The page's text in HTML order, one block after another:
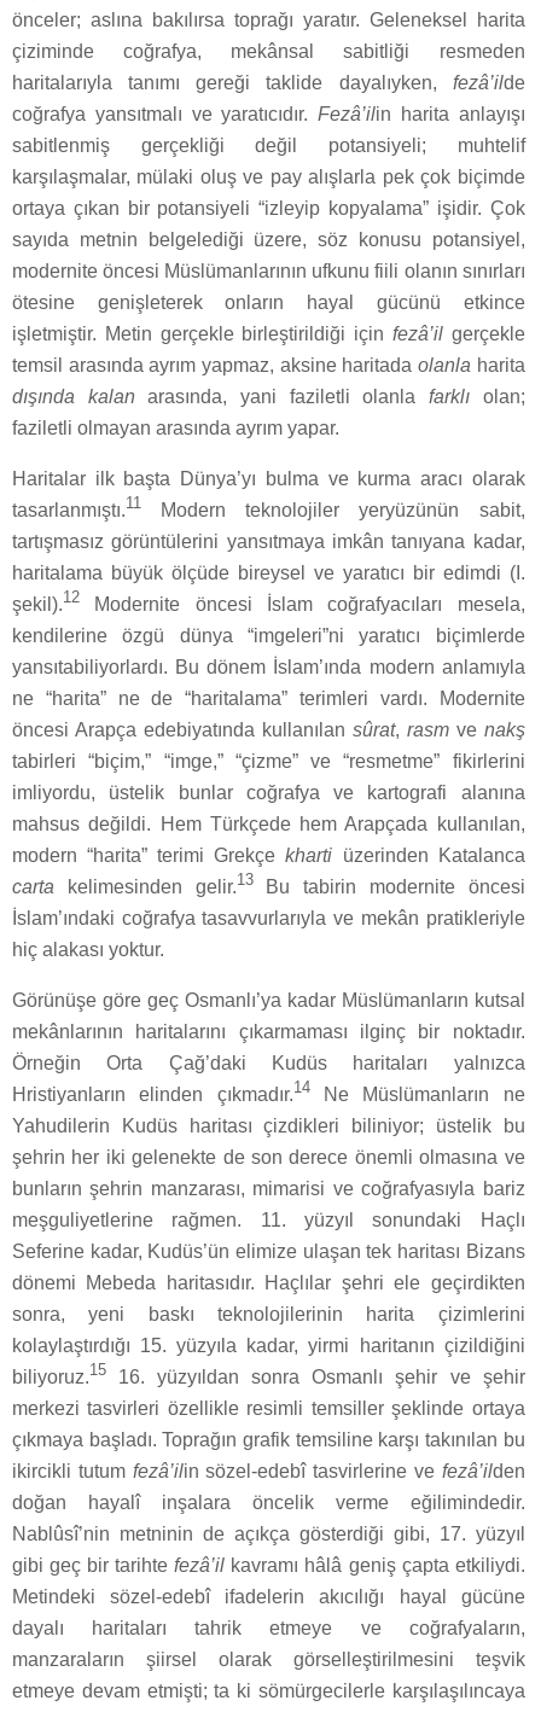
önceler; aslına bakılırsa toprağı yaratır. Geleneksel harita
çiziminde coğrafya, mekânsal sabitliği resmeden
haritalarıyla tanımı gereği taklide dayalıyken, fezâ’ilde
coğrafya yansıtmalı ve yaratıcıdır.Fezâ’ilin harita anlayışı
sabitlenmiş gerçekliği değil potansiyeli; muhtelif
karşılaşmalar, mülaki oluş ve pay alışlarla pek çok biçimde
ortaya çıkan bir potansiyeli “izleyip kopyalama” işidir. Çok
sayıda metnin belgelediği üzere, söz konusu potansiyel,
modernite öncesi Müslümanlarının ufkunu fiili olanın sınırları
ötesine genişleterek onların hayal gücünü etkince
işletmiştir. Metin gerçekle birleştirildiği için fezâ’ilgerçekle
temsil arasında ayrım yapmaz, aksine haritada olanla harita
dışında kalanarasında, yani faziletli olanla farklı olan;
faziletli olmayan arasında ayrım yapar.
Haritalar ilk başta Dünya’yı bulma ve kurma aracı olarak
tasarlanmıştı.11 Modern teknolojiler yeryüzünün sabit,
tartışmasız görüntülerini yansıtmaya imkân tanıyana kadar,
haritalama büyük ölçüde bireysel ve yaratıcı bir edimdi (I.
şekil).12 Modernite öncesi İslam coğrafyacıları mesela,
kendilerine özgü dünya “imgeleri”ni yaratıcı biçimlerde
yansıtabiliyorlardı. Bu dönem İslam’ında modern anlamıyla
ne “harita” ne de “haritalama” terimleri vardı. Modernite
öncesi Arapça edebiyatında kullanılan sûrat, rasmve nakş
tabirleri “biçim,” “imge,” “çizme” ve “resmetme” fikirlerini
imliyordu, üstelik bunlar coğrafya ve kartografi alanına
mahsus değildi. Hem Türkçede hem Arapçada kullanılan,
modern “harita” terimi Grekçekharti üzerinden Katalanca
carta kelimesinden gelir.13Bu tabirin modernite öncesi
İslam’ındaki coğrafya tasavvurlarıyla ve mekân pratikleriyle
hiç alakası yoktur.
Görünüşe göre geç Osmanlı’ya kadar Müslümanların kutsal
mekânlarının haritalarını çıkarmaması ilginç bir noktadır.
Örneğin Orta Çağ’daki Kudüs haritaları yalnızca
Hristiyanların elinden çıkmadır.14Ne Müslümanların ne
Yahudilerin Kudüs haritası çizdikleri biliniyor; üstelik bu
şehrin her iki gelenekte de son derece önemli olmasına ve
bunların şehrin manzarası, mimarisi ve coğrafyasıyla bariz
meşguliyetlerine rağmen. 11. yüzyıl sonundaki Haçlı
Seferine kadar, Kudüs’ün elimize ulaşan tek haritası Bizans
dönemi Mebeda haritasıdır. Haçlılar şehri ele geçirdikten
sonra, yeni baskı teknolojilerinin harita çizimlerini
kolaylaştırdığı 15. yüzyıla kadar, yirmi haritanın çizildiğini
biliyoruz.15 16. yüzyıldan sonra Osmanlı şehir ve şehir
merkezi tasvirleri özellikle resimli temsiller şeklinde ortaya
çıkmaya başladı. Toprağın grafik temsiline karşı takınılan bu
ikircikli tutum fezâ’ilin sözel-edebî tasvirlerine ve fezâ’ilden
doğan hayalî inşalara öncelik verme eğilimindedir.
Nablûsî’nin metninin de açıkça gösterdiği gibi, 17. yüzyıl
gibi geç bir tarihtefezâ’il kavramı hâlâ geniş çapta etkiliydi.
Metindeki sözel-edebî ifadelerin akıcılığı hayal gücüne
dayalı haritaları tahrik etmeye ve coğrafyaların,
manzaraların şiirsel olarak görselleştirilmesini teşvik
etmeye devam etmişti; ta ki sömürgecilerle karşılaşılıncaya